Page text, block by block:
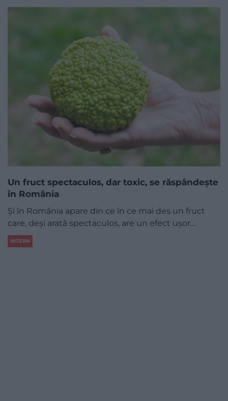
Un fruct spectaculos, dar toxic, se răspândește
în România
Și în România apare din ce în ce mai des un fruct
care, deși arată spectaculos, are un efect ușor…
INTERN